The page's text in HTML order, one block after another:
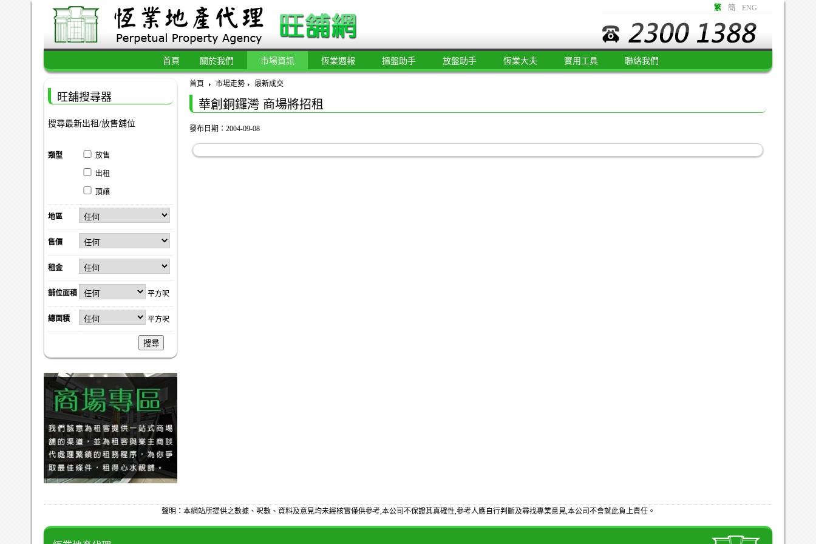
繁 簡 ENG
首頁 關於我們 市場資訊 恆業週報 搵盤助手 放盤助手 恆業大夫 實用工具 聯絡我們
首頁 市場走勢 最新成交
華創銅鑼灣 商場將招租
發布日期：2004-09-08
旺舖搜尋器
搜尋最新出租/放售舖位
類型 放售
出租
頂讓
地區
售價
租金
舖位面積 平方呎
總面積 平方呎
搜尋
聲明：本網站所提供之數據、呎數、資料及意見均未經核實僅供參考,本公司不保證其真確性,參考人應自行判斷及尋找專業意見,本公司不會就此負上責任。